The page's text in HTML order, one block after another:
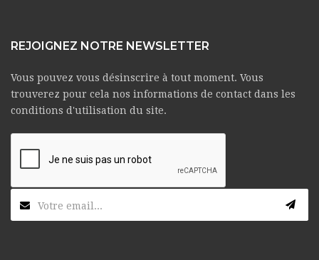
REJOIGNEZ NOTRE NEWSLETTER
Vous pouvez vous désinscrire à tout moment. Vous
trouverez pour cela nos informations de contact dans les
conditions d'utilisation du site.